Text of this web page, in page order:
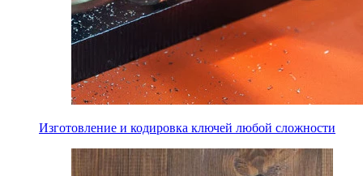
Изготовление и кодировка ключей любой сложности